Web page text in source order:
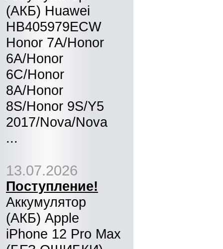
(АКБ) Huawei
HB405979ECW
Honor 7A/Honor
6A/Honor
6C/Honor
8A/Honor
8S/Honor 9S/Y5
2017/Nova/Nova
...
13.07.2026
Поступление!
Аккумулятор
(АКБ) Apple
iPhone 12 Pro Max